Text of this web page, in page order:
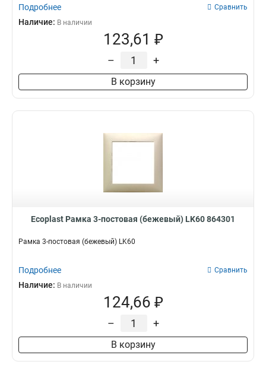
Подробнее Сравнить
Наличие: В наличии
123,61 ₽
– +
В корзину
Ecoplast Рамка 3-постовая (бежевый) LK60 864301
Рамка 3-постовая (бежевый) LK60
Подробнее Сравнить
Наличие: В наличии
124,66 ₽
– +
В корзину